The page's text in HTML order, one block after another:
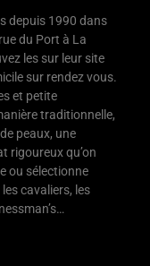
depuis 1990 dans
du Port à La
les sur leur site
sur rendez vous.
et petite
traditionnelle,
peaux, une
rigoureux qu’on
ou sélectionne
cavaliers, les